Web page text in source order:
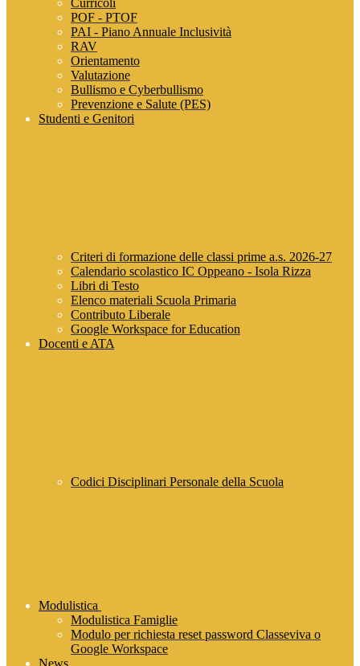
Curricoli
POF - PTOF
PAI - Piano Annuale Inclusività
RAV
Orientamento
Valutazione
Bullismo e Cyberbullismo
Prevenzione e Salute (PES)
Studenti e Genitori
Criteri di formazione delle classi prime a.s. 2026-27
Calendario scolastico IC Oppeano - Isola Rizza
Libri di Testo
Elenco materiali Scuola Primaria
Contributo Liberale
Google Workspace for Education
Docenti e ATA
Codici Disciplinari Personale della Scuola
Modulistica
Modulistica Famiglie
Modulo per richiesta reset password Classeviva o
Google Workspace